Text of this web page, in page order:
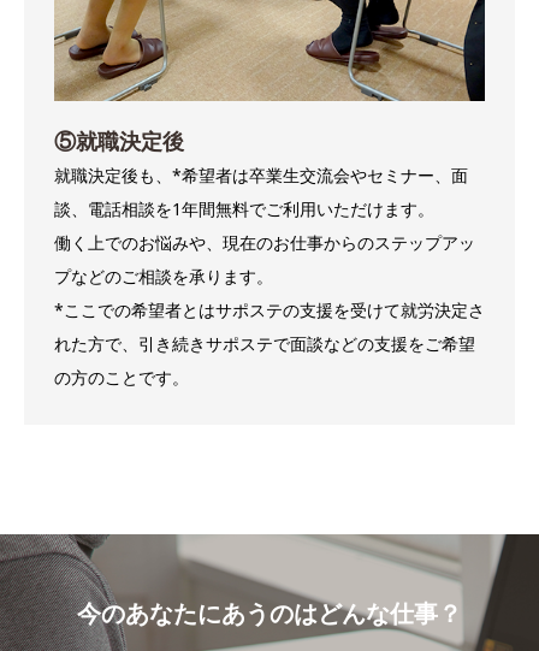
⑤就職決定後
就職決定後も、*希望者は卒業生交流会やセミナー、面
談、電話相談を1年間無料でご利用いただけます。
働く上でのお悩みや、現在のお仕事からのステップアッ
プなどのご相談を承ります。
*ここでの希望者とはサポステの支援を受けて就労決定さ
れた方で、引き続きサポステで面談などの支援をご希望
の方のことです。
今のあなたにあうのはどんな仕事？